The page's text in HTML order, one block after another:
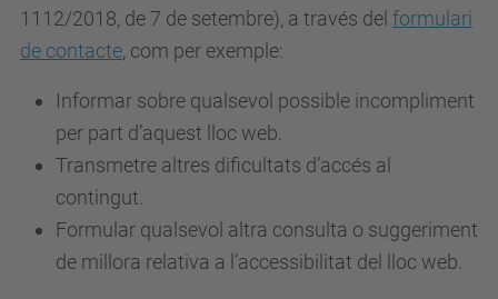
1112/2018, de 7 de setembre), a través del formulari
de contacte, com per exemple:
Informar sobre qualsevol possible incompliment
per part d’aquest lloc web.
Transmetre altres dificultats d’accés al
contingut.
Formular qualsevol altra consulta o suggeriment
de millora relativa a l’accessibilitat del lloc web.